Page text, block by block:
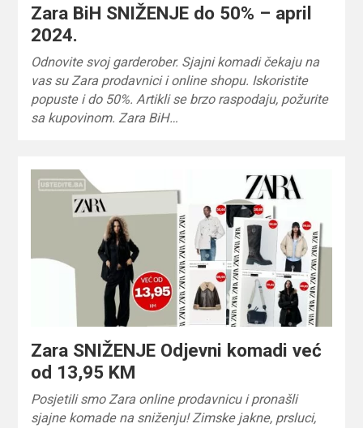
Zara BiH SNIŽENJE do 50% – april
2024.
Odnovite svoj garderober. Sjajni komadi čekaju na
vas su Zara prodavnici i online shopu. Iskoristite
popuste i do 50%. Artikli se brzo raspodaju, požurite
sa kupovinom. Zara BiH…
Zara SNIŽENJE Odjevni komadi već
od 13,95 KM
Posjetili smo Zara online prodavnicu i pronašli
sjajne komade na sniženju! Zimske jakne, prsluci,